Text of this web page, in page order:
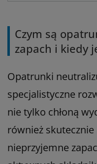
Czym są
zapach i kiedy
Opatrunki
specjalistyczne
nie tylko chłoną
również
nieprzyjemne